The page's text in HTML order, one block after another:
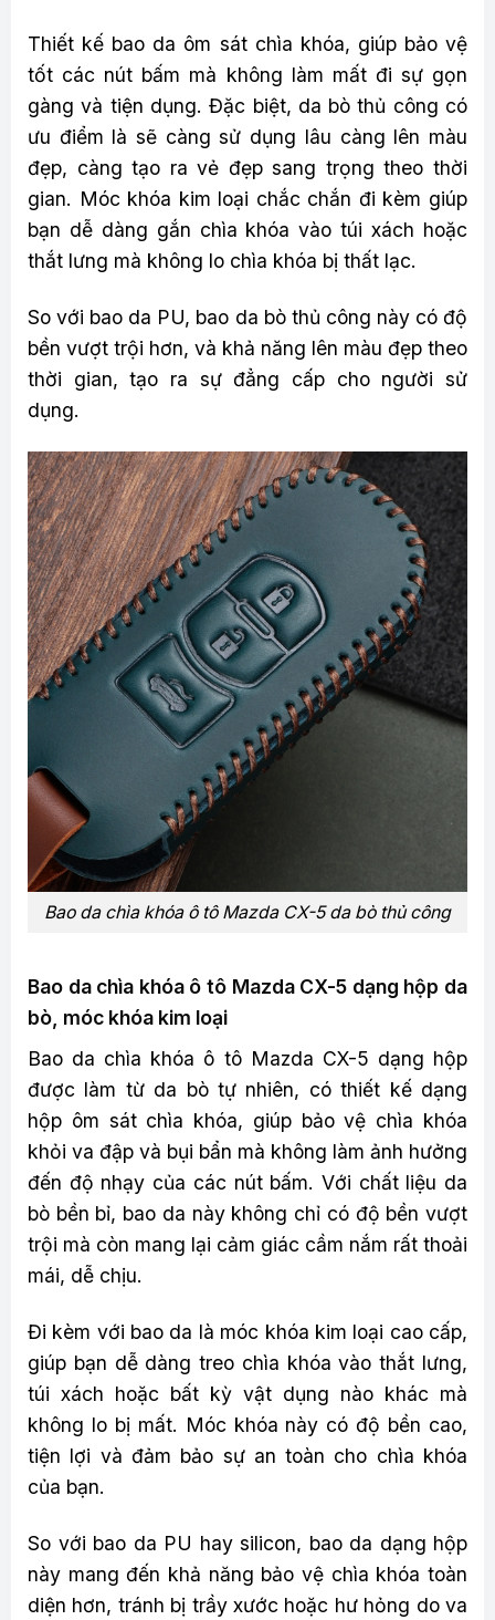
Thiết kế bao da ôm sát chìa khóa, giúp bảo vệ
tốt các nút bấm mà không làm mất đi sự gọn
gàng và tiện dụng. Đặc biệt, da bò thủ công có
ưu điểm là sẽ càng sử dụng lâu càng lên màu
đẹp, càng tạo ra vẻ đẹp sang trọng theo thời
gian. Móc khóa kim loại chắc chắn đi kèm giúp
bạn dễ dàng gắn chìa khóa vào túi xách hoặc
thắt lưng mà không lo chìa khóa bị thất lạc.
So với bao da PU, bao da bò thủ công này có độ
bền vượt trội hơn, và khả năng lên màu đẹp theo
thời gian, tạo ra sự đẳng cấp cho người sử
dụng.
Bao da chìa khóa ô tô Mazda CX-5 da bò thủ công
Bao da chìa khóa ô tô Mazda CX-5 dạng hộp da
bò, móc khóa kim loại
Bao da chìa khóa ô tô Mazda CX-5 dạng hộp
được làm từ da bò tự nhiên, có thiết kế dạng
hộp ôm sát chìa khóa, giúp bảo vệ chìa khóa
khỏi va đập và bụi bẩn mà không làm ảnh hưởng
đến độ nhạy của các nút bấm. Với chất liệu da
bò bền bỉ, bao da này không chỉ có độ bền vượt
trội mà còn mang lại cảm giác cầm nắm rất thoải
mái, dễ chịu.
Đi kèm với bao da là móc khóa kim loại cao cấp,
giúp bạn dễ dàng treo chìa khóa vào thắt lưng,
túi xách hoặc bất kỳ vật dụng nào khác mà
không lo bị mất. Móc khóa này có độ bền cao,
tiện lợi và đảm bảo sự an toàn cho chìa khóa
của bạn.
So với bao da PU hay silicon, bao da dạng hộp
này mang đến khả năng bảo vệ chìa khóa toàn
diện hơn, tránh bị trầy xước hoặc hư hỏng do va